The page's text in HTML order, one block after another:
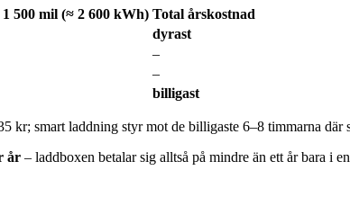
500 mil (≈ 2 600 kWh) Total årskostnad
dyrast
–
–
billigast
smart laddning styr mot de billigaste 6–8 timmarna
år – laddboxen betalar sig alltså på mindre än ett år bara i